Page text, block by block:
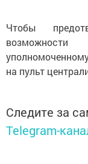
Чтобы
на пульт
Следите за
Telegram-